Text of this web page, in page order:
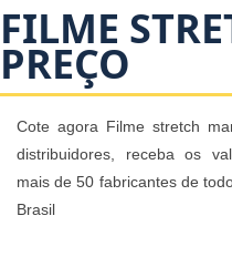
FILME
PREÇO
Cote agora Filme stretch
distribuidores, receba os
mais de 50 fabricantes de
Brasil